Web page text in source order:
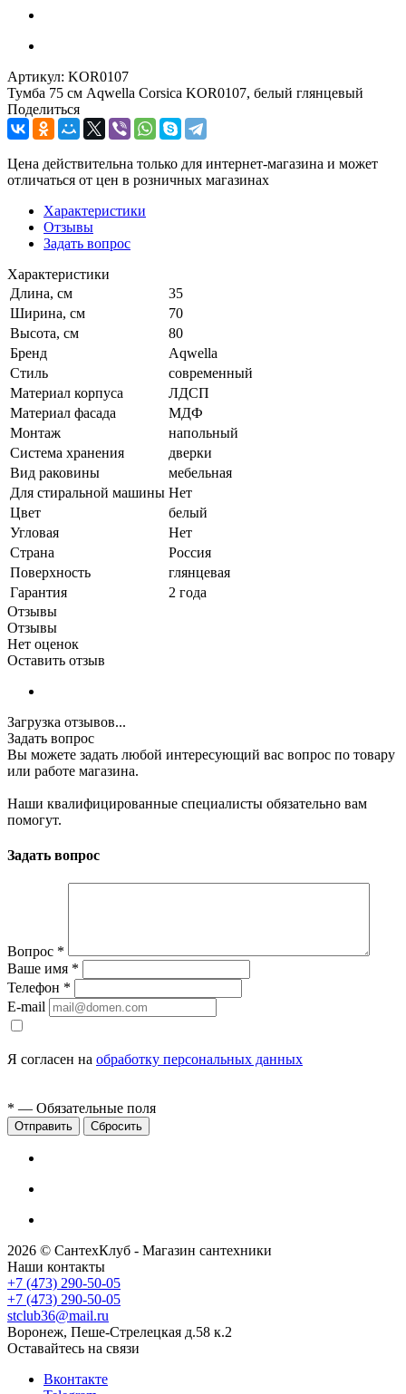
Артикул: KOR0107
Тумба 75 см Aqwella Corsica KOR0107, белый глянцевый
Поделиться
Цена действительна только для интернет-магазина и может
отличаться от цен в розничных магазинах
Характеристики
Отзывы
Задать вопрос
Характеристики
Длина, см
35
Ширина, см
70
Высота, см
80
Бренд
Aqwella
Стиль
современный
Материал корпуса
ЛДСП
Материал фасада
МДФ
Монтаж
напольный
Система хранения
дверки
Вид раковины
мебельная
Для стиральной машины Нет
Цвет
белый
Угловая
Нет
Страна
Россия
Поверхность
глянцевая
Гарантия
2 года
Отзывы
Отзывы
Нет оценок
Оставить отзыв
Загрузка отзывов...
Задать вопрос
Вы можете задать любой интересующий вас вопрос по товару
или работе магазина.
Наши квалифицированные специалисты обязательно вам
помогут.
Задать вопрос
Вопрос *
Ваше имя *
Телефон *
E-mail
Я согласен на обработку персональных данных
* — Обязательные поля
Сбросить
2026 © СантехКлуб - Магазин сантехники
Наши контакты
+7 (473) 290-50-05
+7 (473) 290-50-05
stclub36@mail.ru
Воронеж, Пеше-Стрелецкая д.58 к.2
Оставайтесь на связи
Вконтакте